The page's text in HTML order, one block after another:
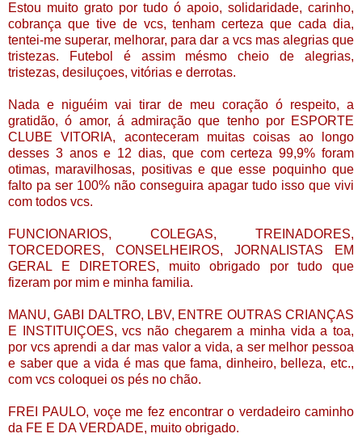
Estou muito grato por tudo ó apoio, solidaridade, carinho,
cobrança que tive de vcs, tenham certeza que cada dia,
tentei-me superar, melhorar, para dar a vcs mas alegrias que
tristezas. Futebol é assim mésmo cheio de alegrias,
tristezas, desiluçoes, vitórias e derrotas.
Nada e niguéim vai tirar de meu coração ó respeito, a
gratidão, ó amor, á admiração que tenho por ESPORTE
CLUBE VITORIA, aconteceram muitas coisas ao longo
desses 3 anos e 12 dias, que com certeza 99,9% foram
otimas, maravilhosas, positivas e que esse poquinho que
falto pa ser 100% não conseguira apagar tudo isso que vivi
com todos vcs.
FUNCIONARIOS, COLEGAS, TREINADORES,
TORCEDORES, CONSELHEIROS, JORNALISTAS EM
GERAL E DIRETORES, muito obrigado por tudo que
fizeram por mim e minha familia.
MANU, GABI DALTRO, LBV, ENTRE OUTRAS CRIANÇAS
E INSTITUIÇOES, vcs não chegarem a minha vida a toa,
por vcs aprendi a dar mas valor a vida, a ser melhor pessoa
e saber que a vida é mas que fama, dinheiro, belleza, etc.,
com vcs coloquei os pés no chão.
FREI PAULO, voçe me fez encontrar o verdadeiro caminho
da FE E DA VERDADE, muito obrigado.